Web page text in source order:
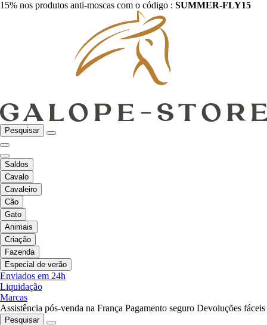
15% nos produtos anti-moscas com o código : SUMMER-FLY15
Pesquisar
Saldos
Cavalo
Cavaleiro
Cão
Gato
Animais
Criação
Fazenda
Especial de verão
Enviados em 24h
Liquidação
Marcas
Assistência pós-venda na França Pagamento seguro Devoluções fáceis
Pesquisar